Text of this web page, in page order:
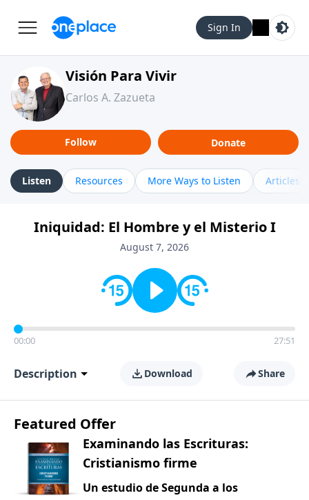
Sign In
Visión Para Vivir
Carlos A. Zazueta
Follow Donate
Listen Resources More Ways to Listen Articles
Iniquidad: El Hombre y el Misterio I
August 7, 2026
00:00 27:51
Description Download Share
Featured Offer
Examinando las Escrituras:
Cristianismo firme
Un estudio de Segunda a los